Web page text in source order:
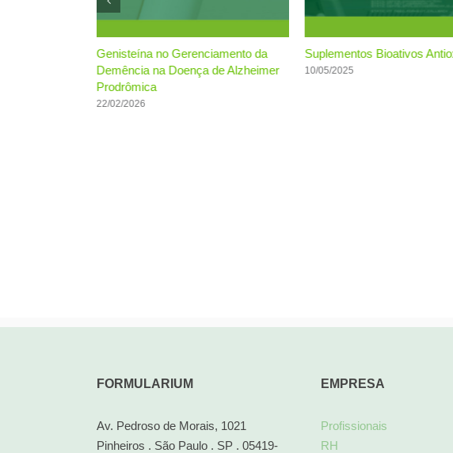
Genisteína no Gerenciamento da
Demência na Doença de Alzheimer
Prodrômica
22/02/2026
Suplementos Bioativos
10/05/2025
FORMULARIUM
Av. Pedroso de Morais, 1021
Pinheiros . São Paulo . SP . 05419-
EMPRESA
Profissionais
RH